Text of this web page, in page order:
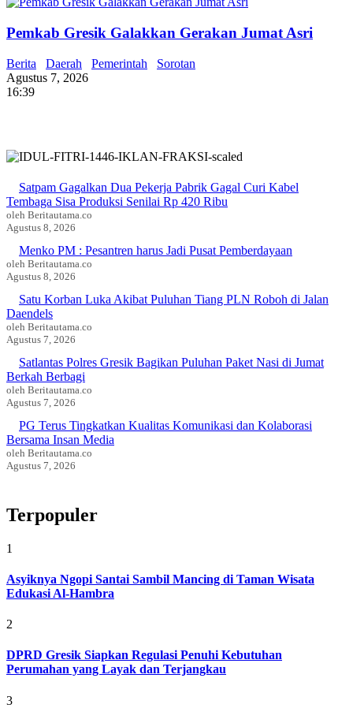
Pemkab Gresik Galakkan Gerakan Jumat Asri
Berita Daerah Pemerintah
Sorotan
Agustus 7, 2026
16:39
Satpam Gagalkan Dua Pekerja Pabrik Gagal Curi Kabel
Tembaga Sisa Produksi Senilai Rp 420 Ribu
oleh Beritautama.co
Agustus 8, 2026
Menko PM : Pesantren harus Jadi Pusat Pemberdayaan
oleh Beritautama.co
Agustus 8, 2026
Satu Korban Luka Akibat Puluhan Tiang PLN Roboh di Jalan
Daendels
oleh Beritautama.co
Agustus 7, 2026
Satlantas Polres Gresik Bagikan Puluhan Paket Nasi di Jumat
Berkah Berbagi
oleh Beritautama.co
Agustus 7, 2026
PG Terus Tingkatkan Kualitas Komunikasi dan Kolaborasi
Bersama Insan Media
oleh Beritautama.co
Agustus 7, 2026
Terpopuler
1
Asyiknya Ngopi Santai Sambil Mancing di Taman Wisata
Edukasi Al-Hambra
2
DPRD Gresik Siapkan Regulasi Penuhi Kebutuhan
Perumahan yang Layak dan Terjangkau
3